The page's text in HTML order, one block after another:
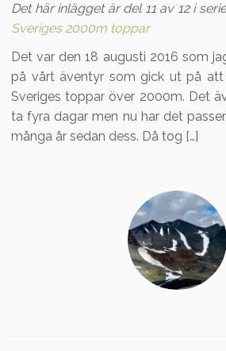
Det här inlägget är del 11 av 12 i
Sveriges 2000m toppar
Det var den 18 augusti 2016 som
på vårt äventyr som gick ut på
Sveriges toppar över 2000m. Det
ta fyra dagar men nu har det
många år sedan dess. Då tog […]